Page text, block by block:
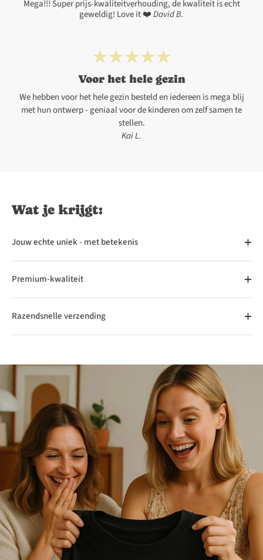
Mega!!! Super prijs-kwaliteitverhouding, de kwaliteit is echt
geweldig! Love it ❤️David B.
Voor het hele gezin
We hebben voor het hele gezin besteld en iedereen is mega blij
met hun ontwerp - geniaal voor de kinderen om zelf samen te
stellen.
Kai L.
Wat je krijgt:
Jouw echte uniek - met betekenis
Premium-kwaliteit
Razendsnelle verzending